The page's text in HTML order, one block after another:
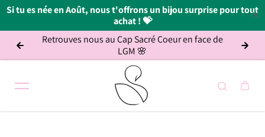
Si tu es née en Août, nous t'offrons un bijou surprise pour tout
achat ! 💝
Passer au contenu
nous au Cap Sacré Coeur en face de
💗 Livraison gratuite